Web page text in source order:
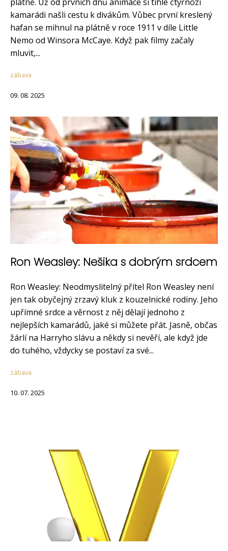
kamarádi našli cestu k divákům. Vůbec první kreslený
hafan se mihnul na plátně v roce 1911 v díle Little
Nemo od Winsora McCaye. Když pak filmy začaly
mluvit,...
zábava
09. 08. 2025
Ron Weasley: Nešika s dobrým srdcem
Ron Weasley: Neodmyslitelný přítel Ron Weasley není
jen tak obyčejný zrzavý kluk z kouzelnické rodiny. Jeho
upřímné srdce a věrnost z něj dělají jednoho z
nejlepších kamarádů, jaké si můžete přát. Jasně, občas
žárlí na Harryho slávu a někdy si nevěří, ale když jde
do tuhého, vždycky se postaví za své...
zábava
10. 07. 2025